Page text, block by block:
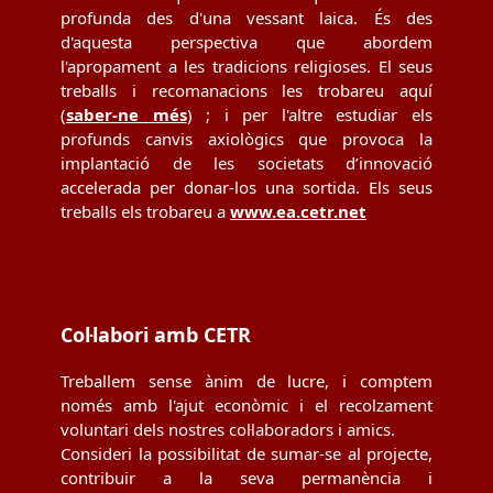
profunda des d'una vessant laica. És des
d'aquesta perspectiva que abordem
l'apropament a les tradicions religioses. El seus
treballs i recomanacions les trobareu aquí
(saber-ne més) ; i per l'altre estudiar els
profunds canvis axiològics que provoca la
implantació de les societats d’innovació
accelerada per donar-los una sortida. Els seus
treballs els trobareu a www.ea.cetr.net
Col·labori amb CETR
Treballem sense ànim de lucre, i comptem
només amb l'ajut econòmic i el recolzament
voluntari dels nostres col·laboradors i amics.
Consideri la possibilitat de sumar-se al projecte,
contribuir a la seva permanència i